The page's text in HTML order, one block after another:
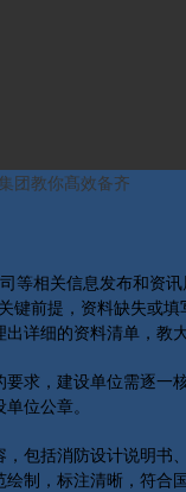
团教你髙效备齐
等相关信息发布和资讯
键前提，资料缺失或
详细的资料清单，教
求，建设单位需逐
位公章。
包括消防设计说明
制，标注清晰，符